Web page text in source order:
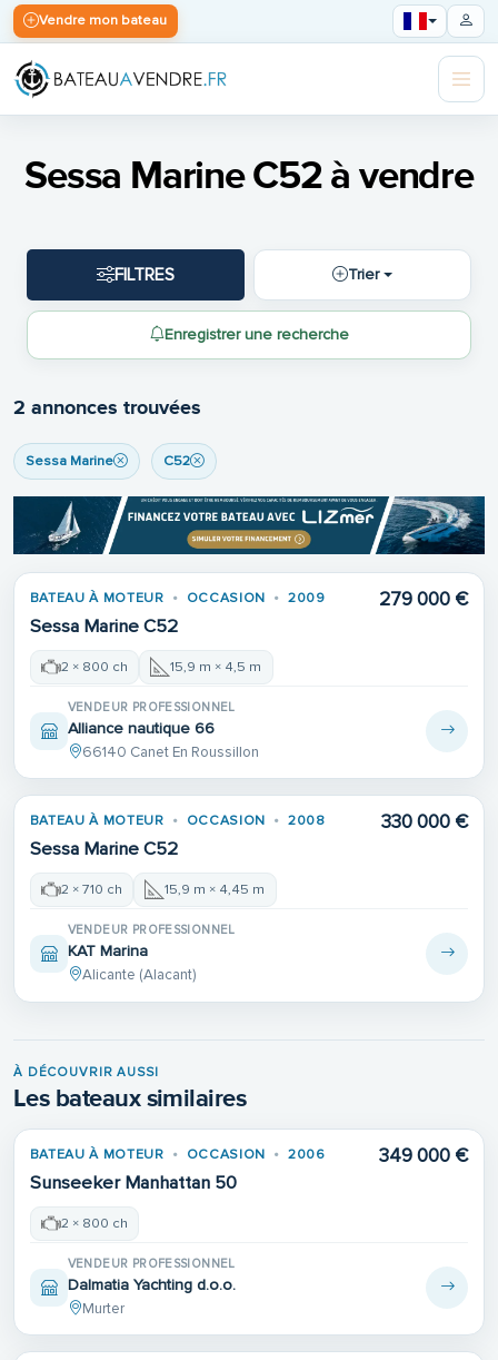
Vendre mon bateau
Sessa Marine C52 à vendre
FILTRES Trier
Enregistrer une recherche
2 annonces trouvées
Sessa Marine C52
BATEAU À MOTEUR OCCASION 2009
Sessa Marine C52
279 000 €
2 × 800 ch 15,9 m × 4,5 m
VENDEUR PROFESSIONNEL
Alliance nautique 66
66140 Canet En Roussillon
BATEAU À MOTEUR OCCASION 2008
Sessa Marine C52
330 000 €
2 × 710 ch 15,9 m × 4,45 m
VENDEUR PROFESSIONNEL
KAT Marina
Alicante (Alacant)
À DÉCOUVRIR AUSSI
Les bateaux similaires
BATEAU À MOTEUR OCCASION 2006
Sunseeker Manhattan 50
349 000 €
2 × 800 ch
VENDEUR PROFESSIONNEL
Dalmatia Yachting d.o.o.
Murter